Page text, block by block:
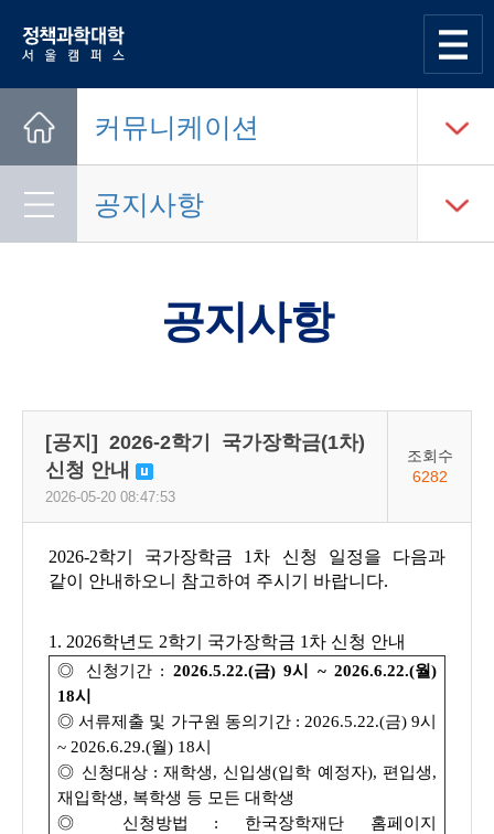
한양대학교
커뮤니케이션
공지사항
공지사항
[공지] 2026-2학기 국가장학금(1차)
신청 안내 수정됨
2026-05-20 08:47:53
조회수
6282
2026-2학기 국가장학금 1차 신청 일정을 다음과
같이 안내하오니 참고하여 주시기 바랍니다.
1. 2026학년도 2학기 국가장학금 1차 신청 안내
◎ 신청기간 : 2026.5.22.(금) 9시 ~ 2026.6.22.(월)
18시
◎ 서류제출 및 가구원 동의기간 : 2026.5.22.(금) 9시
~ 2026.6.29.(월) 18시
◎ 신청대상 : 재학생, 신입생(입학 예정자), 편입생,
재입학생, 복학생 등 모든 대학생
◎ 신청방법 : 한국장학재단 홈페이지